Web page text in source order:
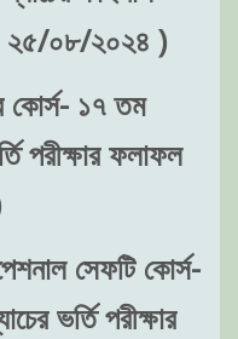
২৫/০৮/২০২৪ )
কোর্স- ১৭ তম
পরীক্ষার ফলাফল
সেফটি কোর্স-
ভর্তি পরীক্ষার